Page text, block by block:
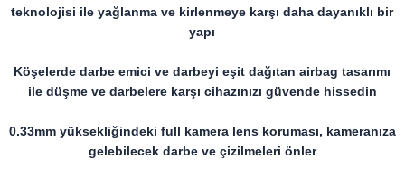
teknolojisi ile yağlanma ve kirlenmeye karşı daha dayanıklı bir
yapı
Köşelerde darbe emici ve darbeyi eşit dağıtan airbag tasarımı
ile düşme ve darbelere karşı cihazınızı güvende hissedin
0.33mm yüksekliğindeki full kamera lens koruması, kameranıza
gelebilecek darbe ve çizilmeleri önler